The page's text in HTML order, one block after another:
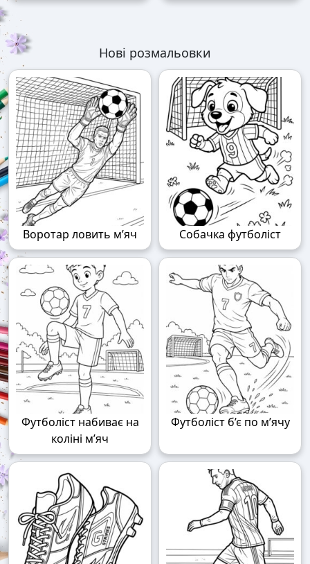
Нові розмальовки
Воротар ловить м’яч Собачка футболіст
Футболіст набиває на
коліні м’яч
Футболіст б’є по м’ячу